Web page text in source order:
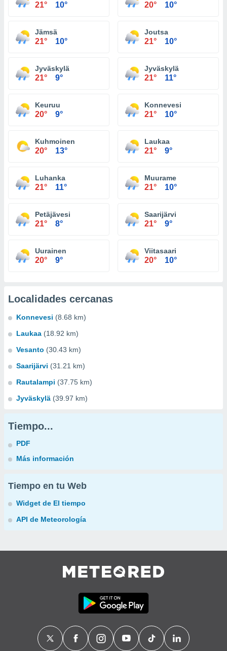
21° 10° 20° 10°
Jämsä
21° 10°
Joutsa
21° 10°
Jyväskylä
21° 9°
Jyväskylä
21° 11°
Keuruu
20° 9°
Konnevesi
21° 10°
Kuhmoinen
20° 13°
Laukaa
21° 9°
Luhanka
21° 11°
Muurame
21° 10°
Petäjävesi
21° 8°
Saarijärvi
21° 9°
Uurainen
20° 9°
Viitasaari
20° 10°
Localidades cercanas
Konnevesi (8.68 km)
Laukaa (18.92 km)
Vesanto (30.43 km)
Saarijärvi (31.21 km)
Rautalampi (37.75 km)
Jyväskylä (39.97 km)
Tiempo...
PDF
Más información
Tiempo en tu Web
Widget de El tiempo
API de Meteorología